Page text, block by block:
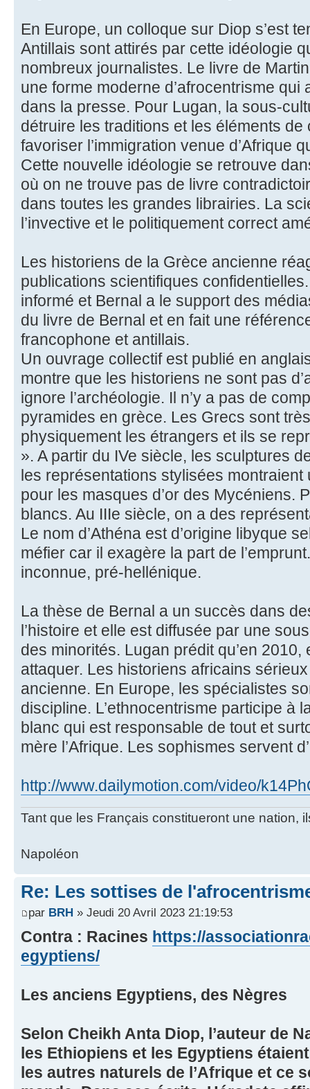
En Europe, un colloque sur Diop s’est
Antillais sont attirés par cette idéologie
nombreux journalistes. Le livre de
une forme moderne d’afrocentrisme
dans la presse. Pour Lugan, la sous-
détruire les traditions et les éléments
favoriser l’immigration venue d’Afrique
Cette nouvelle idéologie se retrouve
où on ne trouve pas de livre
dans toutes les grandes librairies. La
l’invective et le politiquement correct
Les historiens de la Grèce ancienne
publications scientifiques
informé et Bernal a le support des
du livre de Bernal et en fait une
francophone et antillais.
Un ouvrage collectif est publié en
montre que les historiens ne sont pas
ignore l’archéologie. Il n’y a pas de
pyramides en grèce. Les Grecs sont
physiquement les étrangers et ils se
». A partir du IVe siècle, les sculptures
les représentations stylisées
pour les masques d’or des Mycéniens.
blancs. Au IIIe siècle, on a des
Le nom d’Athéna est d’origine libyque
méfier car il exagère la part de
inconnue, pré-hellénique.
La thèse de Bernal a un succès dans
l’histoire et elle est diffusée par une
des minorités. Lugan prédit qu’en
attaquer. Les historiens africains
ancienne. En Europe, les spécialistes
discipline. L’ethnocentrisme participe à
blanc qui est responsable de tout et
mère l’Afrique. Les sophismes servent
http://www.dailymotion.com/video/
Tant que les Français constitueront une nation,
Napoléon
Re: Les sottises de
par BRH » Jeudi 20 Avril 2023 21:19:53
Contra : Racines https://
egyptiens/
Les anciens Egyptiens, des Nègres
Selon Cheikh Anta Diop, l’auteur de
les Ethiopiens et les Egyptiens
les autres naturels de l’Afrique et ce